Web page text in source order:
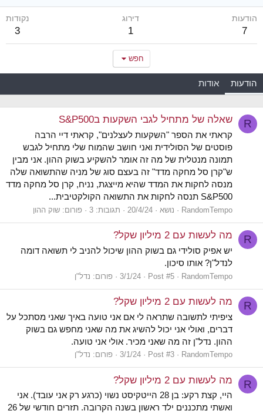
הודעות
7
דירוג
1
נקודות
3
חפש
הודעות אודות
R שאלה של מתחיל לגבי השקעות בS&P500
קראתי את הספר "השקעות לעצלנים", קראתי דיי הרבה
פוסטים של הסולידית ואני חושב שהמוח שלי מתחיל לגבש
תמונה מנטלית של מה זה אומר להשקיע בשוק ההון. אני מבין
ש"קרן סל מחקה מדד" זה בעצם סוג של מניה שהתשואה שלה
מנסה לחקות את המדד שהיא מייצגת, נניח, קרן סל מחקה מדד
S&P500 תנסה לחקות את התשואה הקולקטיבית...
RandomTempo נושא 20/4/24 תגובות: 3 פורום: שוק ההון
R מה לעשות עם 2 מיליון שקל?
יש אפיק סולידי גם בשוק ההון שיכול להניב לי תשואה דומה
לנדל"ן? אותו סיכון.
RandomTempo
Post #5
3/1/24 פורום: נדל"ן
R מה לעשות עם 2 מיליון שקל?
ציפיתי לתשובה שתראה לי אם אני טועה באיך שאני מסתכל על
דברים, ואולי אני יכול להשיג את מה שאני מחפש גם בשוק
ההון. נדל"ן זה מה שאני מכיר. אולי אני טועה.
RandomTempo
Post #3
3/1/24 פורום: נדל"ן
R מה לעשות עם 2 מיליון שקל?
היי, קצת רקע: בן 28 הייטקיסט נשוי (כרגע רק אני עובד). אני
ואשתי מתכננים ילד ראשון בשנה הקרובה. תזרים חודשי של 26